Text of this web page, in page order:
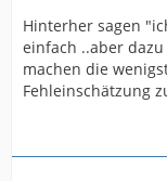
Hinterher sagen
einfach ..aber
machen die
Fehleinschätzung